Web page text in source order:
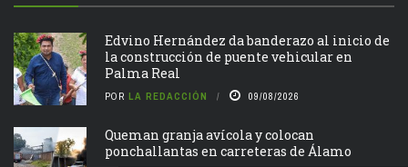
Edvino Hernández da banderazo al inicio de
la construcción de puente vehicular en
Palma Real
POR LA REDACCIÓN 09/08/2026
Queman granja avícola y colocan
ponchallantas en carreteras de Álamo